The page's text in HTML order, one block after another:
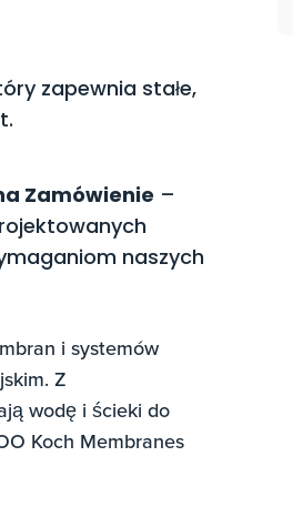
zapewnia stałe,
Zamówienie –
naszych
i systemów
Z
wodę i ścieki do
Koch Membranes